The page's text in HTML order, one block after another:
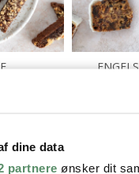
dine data
partnere ønsker dit
ENGLISH
Kager